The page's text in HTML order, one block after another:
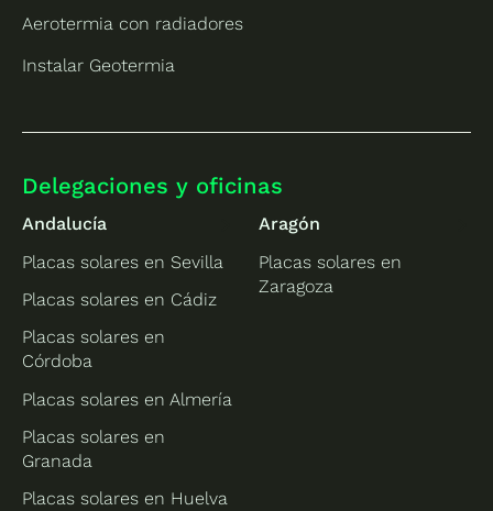
Aerotermia con radiadores
Instalar Geotermia
Delegaciones y oficinas
Andalucía
Placas solares en Sevilla
Placas solares en Cádiz
Placas solares en
Córdoba
Placas solares en Almería
Placas solares en
Granada
Placas solares en Huelva
Aragón
Placas solares en
Zaragoza